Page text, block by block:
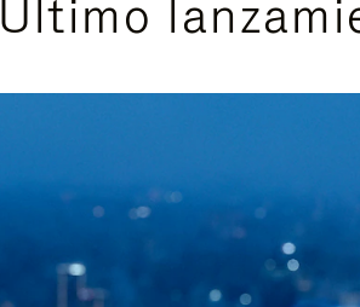
Último